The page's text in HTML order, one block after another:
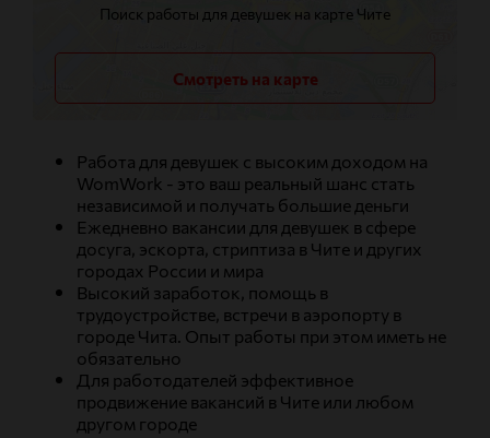
Поиск работы для девушек на карте Чите
Смотреть на карте
Работа для девушек с высоким доходом на
WomWork - это ваш реальный шанс стать
независимой и получать большие деньги
Ежедневно вакансии для девушек в сфере
досуга, эскорта, стриптиза в Чите и других
городах России и мира
Высокий заработок, помощь в
трудоустройстве, встречи в аэропорту в
городе Чита. Опыт работы при этом иметь не
обязательно
Для работодателей эффективное
продвижение вакансий в Чите или любом
другом городе